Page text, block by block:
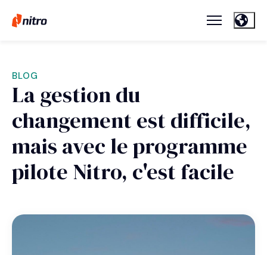
BLOG
La gestion du
changement est difficile,
mais avec le programme
pilote Nitro, c'est facile